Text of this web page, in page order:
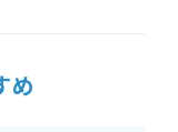
め